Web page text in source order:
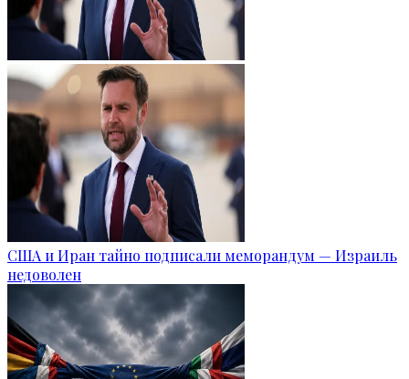
США и Иран тайно подписали меморандум — Израиль
недоволен